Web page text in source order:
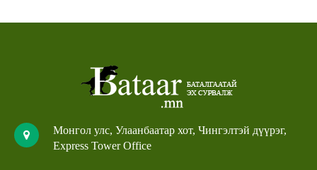
Монгол улс, Улаанбаатар хот, Чингэлтэй дүүрэг,
Express Tower Office